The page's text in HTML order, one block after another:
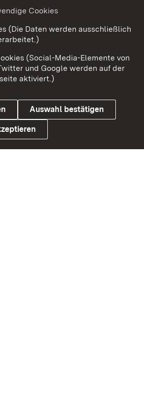
Barrierefreiheit
Cookies
Cookies
(Die Daten werden ausschließlich
(Social-Media-Elemente von
und Google werden auf der
aktiviert.)
Auswahl bestätigen